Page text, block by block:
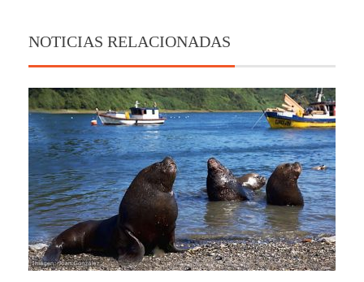
NOTICIAS RELACIONADAS